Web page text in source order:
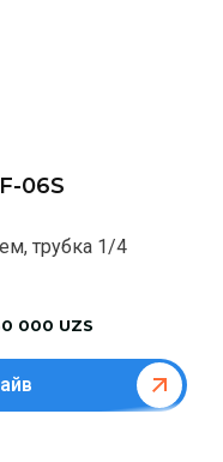
06S
трубка 1/4
000 UZS